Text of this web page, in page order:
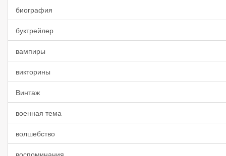
биография
буктрейлер
вампиры
викторины
Винтаж
военная тема
волшебство
воспоминания